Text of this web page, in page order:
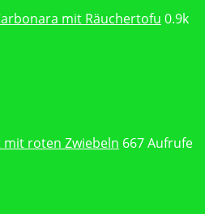
mit Räuchertofu 0.9k
mit roten Zwiebeln 667 Aufrufe